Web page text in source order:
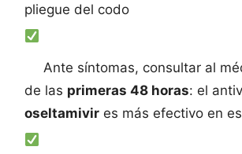
pliegue del codo
Ante síntomas, consultar al
de las primeras 48 horas: el
oseltamivir es más efectivo en